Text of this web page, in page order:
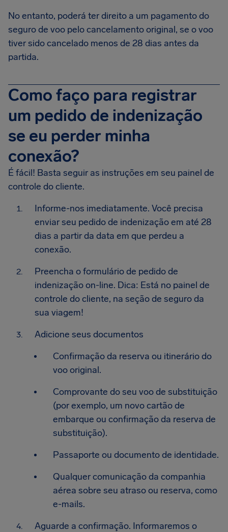
No entanto, poderá ter direito a um pagamento do
seguro de voo pelo cancelamento original, se o voo
tiver sido cancelado menos de 28 dias antes da
partida.
Como faço para registrar
um pedido de indenização
se eu perder minha
conexão?
É fácil! Basta seguir as instruções em seu painel de
controle do cliente.
Informe-nos imediatamente. Você precisa
enviar seu pedido de indenização em até 28
dias a partir da data em que perdeu a
conexão.
Preencha o formulário de pedido de
indenização on-line. Dica: Está no painel de
controle do cliente, na seção de seguro da
sua viagem!
Adicione seus documentos
Confirmação da reserva ou itinerário do
voo original.
Comprovante do seu voo de substituição
(por exemplo, um novo cartão de
embarque ou confirmação da reserva de
substituição).
Passaporte ou documento de identidade.
Qualquer comunicação da companhia
aérea sobre seu atraso ou reserva, como
e-mails.
Aguarde a confirmação. Informaremos o